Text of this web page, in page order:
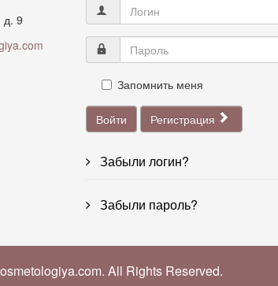
д. 9
Запомнить меня
Войти Регистрация
Забыли логин?
Забыли пароль?
All Rights Reserved.